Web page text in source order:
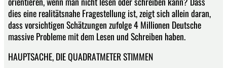
dies eine realitätsnahe Fragestellung ist, zeigt sich allein daran,
dass vorsichtigen Schätzungen zufolge 4 Millionen Deutsche
massive Probleme mit dem Lesen und Schreiben haben.
HAUPTSACHE, DIE QUADRATMETER STIMMEN